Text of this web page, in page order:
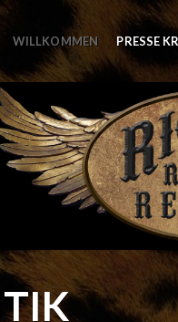
WILLKOMMEN PRESSE